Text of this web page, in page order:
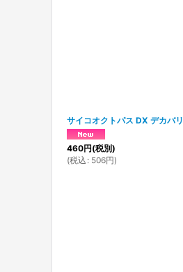
サイコオクトパス DX デカバリ
460円(税別)
(税込 : 506円)